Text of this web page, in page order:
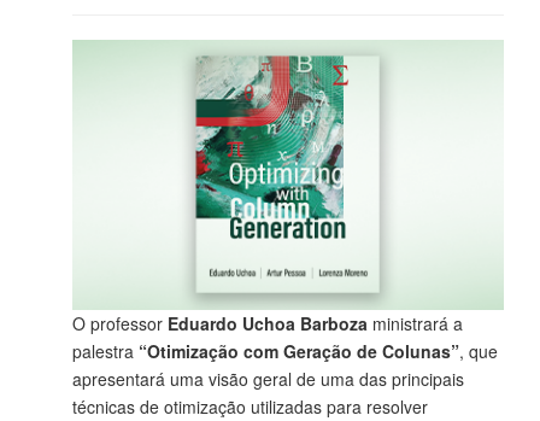
O professor Eduardo Uchoa Barboza ministrará a
palestra “Otimização com Geração de Colunas”, que
apresentará uma visão geral de uma das principais
técnicas de otimização utilizadas para resolver